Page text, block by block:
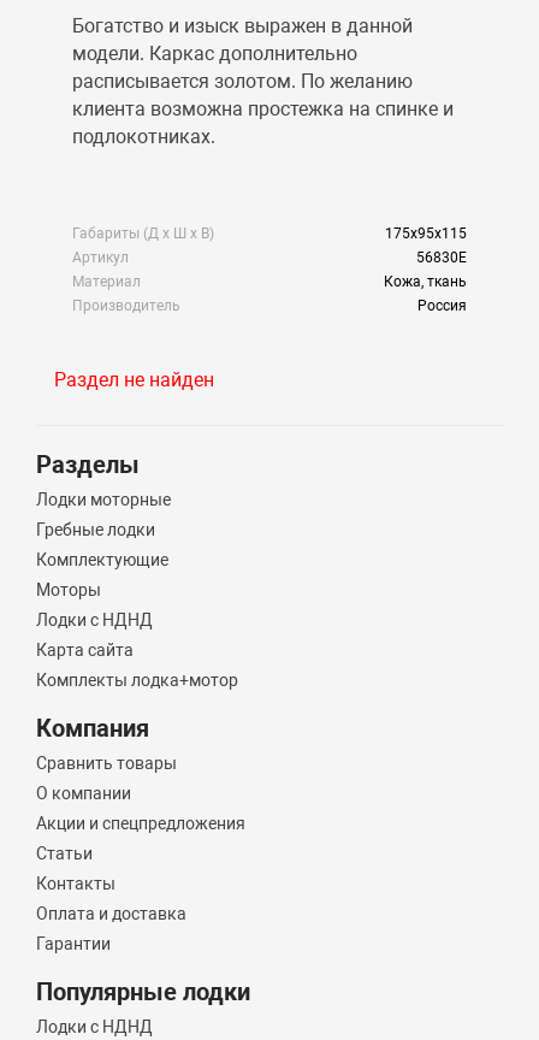
Богатство и изыск выражен в данной
модели. Каркас дополнительно
расписывается золотом. По желанию
клиента возможна простежка на спинке и
подлокотниках.
Габариты (Д х Ш х В)
175x95x115
Артикул
56830Е
Материал
Кожа, ткань
Производитель
Россия
Раздел не найден
Разделы
Лодки моторные
Гребные лодки
Комплектующие
Моторы
Лодки с НДНД
Карта сайта
Комплекты лодка+мотор
Компания
Сравнить товары
О компании
Акции и спецпредложения
Статьи
Контакты
Оплата и доставка
Гарантии
Популярные лодки
Лодки с НДНД